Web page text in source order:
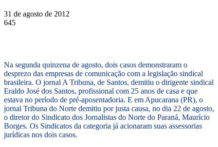
31 de agosto de 2012
645
Na segunda quinzena de agosto, dois casos demonstraram o
desprezo das empresas de comunicação com a legislação sindical
brasileira. O jornal A Tribuna, de Santos, demitiu o dirigente sindical
Eraldo José dos Santos, profissional com 25 anos de casa e que
estava no período de pré-aposentadoria. E em Apucarana (PR), o
jornal Tribuna do Norte demitiu por justa causa, no dia 22 de agosto,
o diretor do Sindicato dos Jornalistas do Norte do Paraná, Maurício
Borges. Os Sindicatos da categoria já acionaram suas assessorias
jurídicas nos dois casos.